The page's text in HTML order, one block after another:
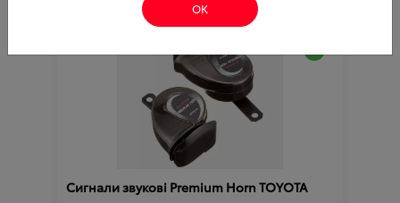
Сигнали звукові Premium Horn TOYOTA
ОК